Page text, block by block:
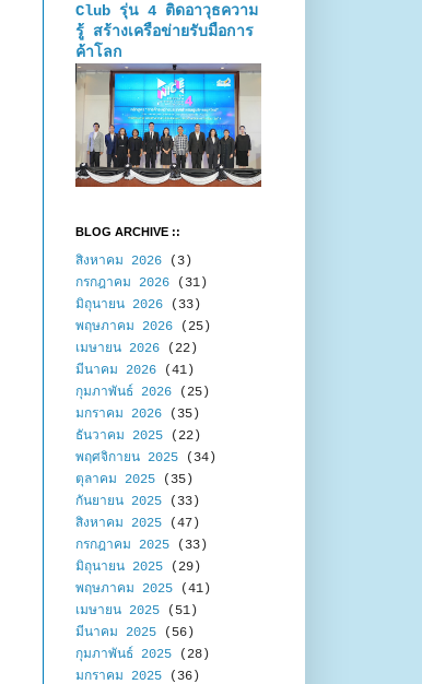
Club รุ่น 4 ติดอาวุธความ
รู้ สร้างเครือข่ายรับมือการ
ค้าโลก
BLOG ARCHIVE ::
สิงหาคม 2026 (3)
กรกฎาคม 2026 (31)
มิถุนายน 2026 (33)
พฤษภาคม 2026 (25)
เมษายน 2026 (22)
มีนาคม 2026 (41)
กุมภาพันธ์ 2026 (25)
มกราคม 2026 (35)
ธันวาคม 2025 (22)
พฤศจิกายน 2025 (34)
ตุลาคม 2025 (35)
กันยายน 2025 (33)
สิงหาคม 2025 (47)
กรกฎาคม 2025 (33)
มิถุนายน 2025 (29)
พฤษภาคม 2025 (41)
เมษายน 2025 (51)
มีนาคม 2025 (56)
กุมภาพันธ์ 2025 (28)
มกราคม 2025 (36)